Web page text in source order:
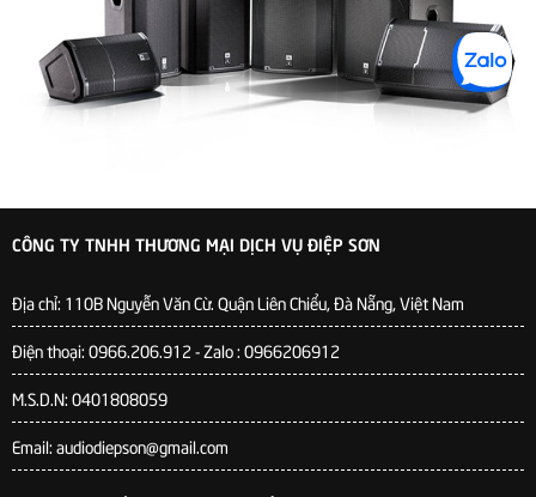
CÔNG TY TNHH THƯƠNG MẠI DỊCH VỤ ĐIỆP SƠN
Địa chỉ: 110B Nguyễn Văn Cừ. Quận Liên Chiểu, Đà Nẵng, Việt Nam
Điện thoại: 0966.206.912 - Zalo : 0966206912
M.S.D.N: 0401808059
Email: audiodiepson@gmail.com